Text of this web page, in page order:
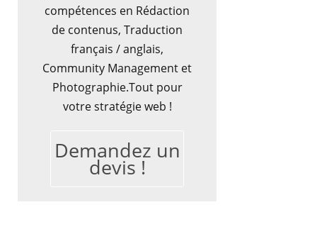
compétences en Rédaction
de contenus, Traduction
français / anglais,
Community Management et
Photographie.Tout pour
votre stratégie web !
Demandez un
devis !